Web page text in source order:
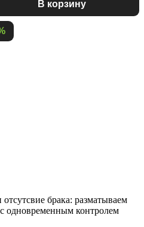
В корзину
брака: разматываем
одновременным контролем